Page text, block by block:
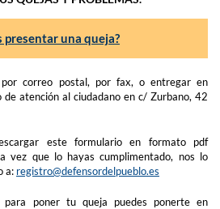
presentar una queja?
correo postal, por fax, o entregar en
de atención al ciudadano en c/ Zurbano, 42
este formulario en formato pdf
vez que lo hayas cumplimentado, nos lo
a: registro@defensordelpueblo.es
para poner tu queja puedes ponerte en